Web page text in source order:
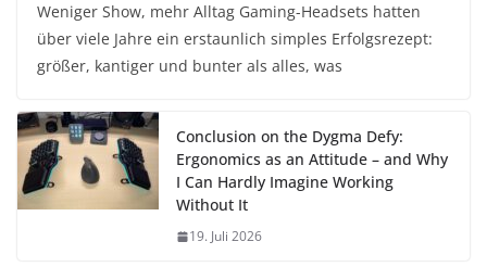
Weniger Show, mehr Alltag Gaming-Headsets hatten
über viele Jahre ein erstaunlich simples Erfolgsrezept:
größer, kantiger und bunter als alles, was
Conclusion on the Dygma Defy:
Ergonomics as an Attitude – and Why
I Can Hardly Imagine Working
Without It
19. Juli 2026